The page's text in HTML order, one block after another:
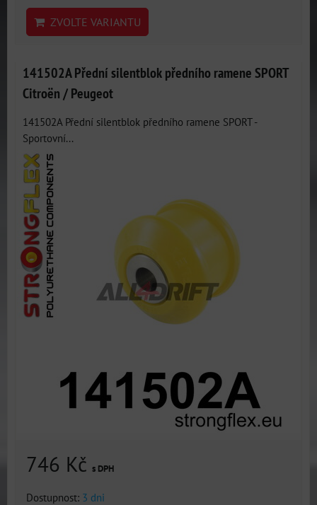
ZVOLTE VARIANTU
141502A Přední silentblok předního ramene SPORT
Citroën / Peugeot
141502A Přední silentblok předního ramene SPORT -
Sportovní...
746 Kč s DPH
Dostupnost: 3 dni